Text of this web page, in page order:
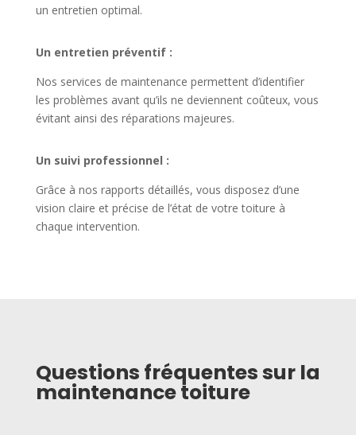
un entretien optimal.
Un entretien préventif :
Nos services de maintenance permettent d’identifier
les problèmes avant qu’ils ne deviennent coûteux, vous
évitant ainsi des réparations majeures.
Un suivi professionnel :
Grâce à nos rapports détaillés, vous disposez d’une
vision claire et précise de l’état de votre toiture à
chaque intervention.
Questions fréquentes sur la
maintenance toiture